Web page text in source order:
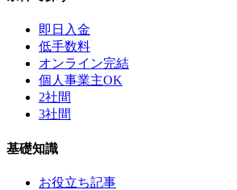
即日入金
低手数料
オンライン完結
個人事業主OK
2社間
3社間
基礎知識
お役立ち記事